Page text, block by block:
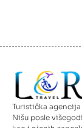
Turistička agencija
Nišu posle